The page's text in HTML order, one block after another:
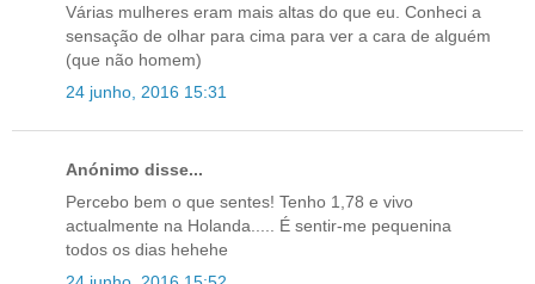
Várias mulheres eram mais altas do que eu. Conheci a
sensação de olhar para cima para ver a cara de alguém
(que não homem)
24 junho, 2016 15:31
Anónimo disse...
Percebo bem o que sentes! Tenho 1,78 e vivo
actualmente na Holanda..... É sentir-me pequenina
todos os dias hehehe